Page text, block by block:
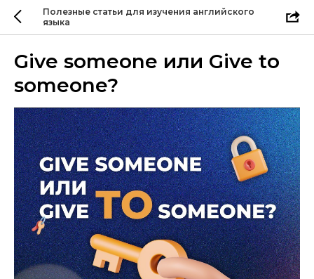
Полезные статьи для изучения английского
языка
Give someone или Give to
someone?